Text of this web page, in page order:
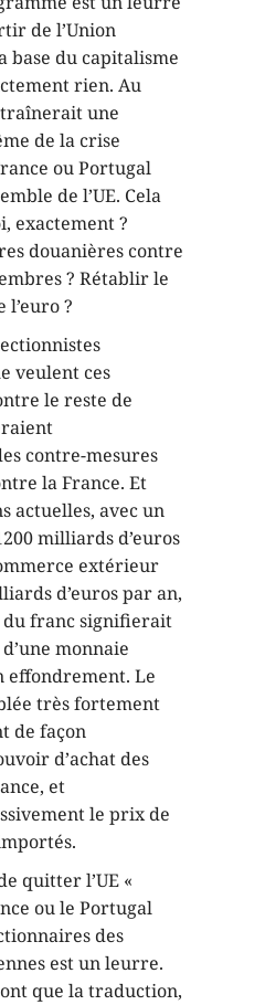
de l’Union
base du capitalisme
rien. Au
une
de la crise
ou Portugal
de l’UE. Cela
exactement ?
douanières contre
? Rétablir le
l’euro ?
veulent ces
le reste de
contre-mesures
la France. Et
actuelles, avec un
milliards d’euros
extérieur
d’euros par an,
franc signifierait
monnaie
effondrement. Le
très fortement
de façon
d’achat des
et
le prix de
quitter l’UE «
ou le Portugal
des
est un leurre.
que la traduction,